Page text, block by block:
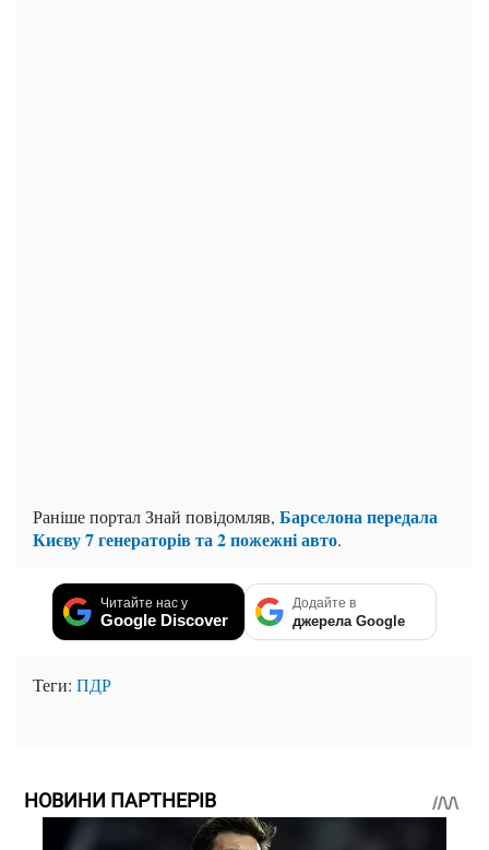
Раніше портал Знай повідомляв, Барселона передала
Києву 7 генераторів та 2 пожежні авто.
Читайте нас у
Google Discover
Додайте в
джерела Google
Теги: ПДР
НОВИНИ ПАРТНЕРІВ